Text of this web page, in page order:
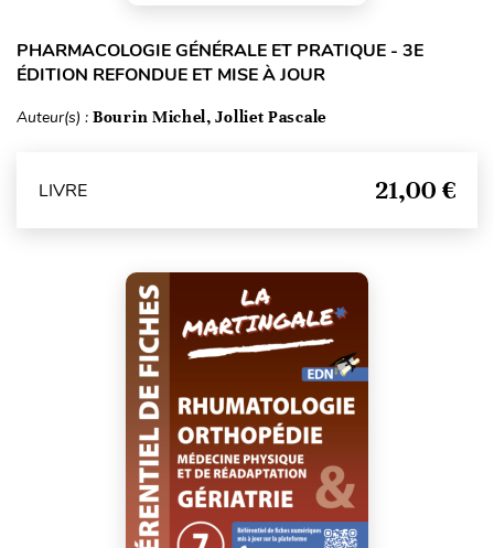
PHARMACOLOGIE GÉNÉRALE ET PRATIQUE - 3E
ÉDITION REFONDUE ET MISE À JOUR
Auteur(s) : Bourin Michel, Jolliet Pascale
LIVRE 21,00 €